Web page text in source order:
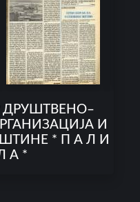
И
* П А Л И
А *